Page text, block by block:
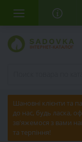
Шановні клієнти та
до нас, будь ласка,
зв'яжемося з вами
та терпіння!